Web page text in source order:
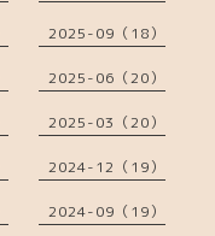
2025-09（18）
2025-06（20）
2025-03（20）
2024-12（19）
2024-09（19）